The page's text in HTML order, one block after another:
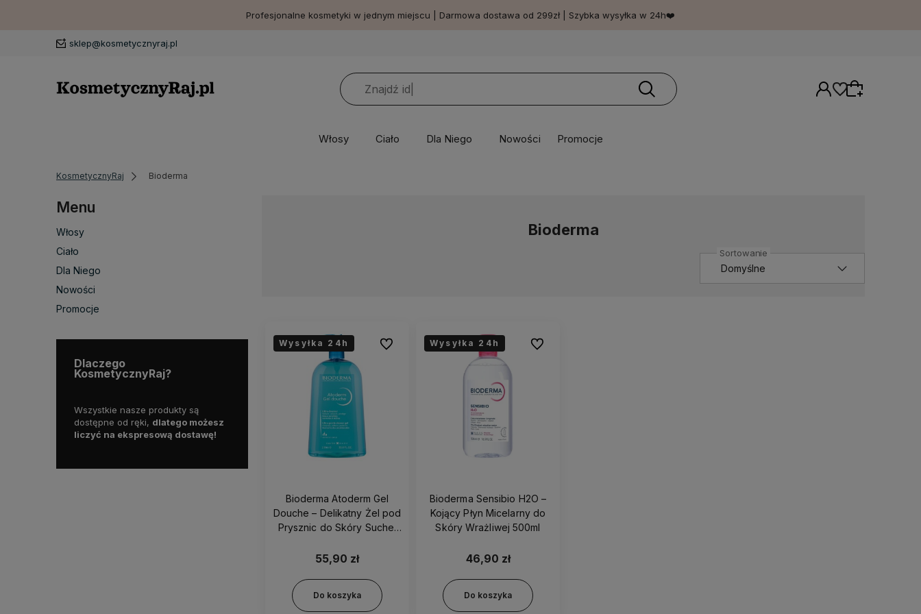
Profesjonalne kosmetyki w jednym miejscu | Darmowa dostawa od 299zł | Szybka wysyłka w 24h❤️
sklep@kosmetycznyraj.pl
Włosy Ciało Dla Niego Nowości Promocje
KosmetycznyRaj Bioderma
Menu
Włosy
Ciało
Dla Niego
Nowości
Promocje
Dlaczego
KosmetycznyRaj?
Wszystkie nasze produkty są
dostępne od ręki, dlatego możesz
liczyć na ekspresową dostawę!
Dostarczamy produkty
Wszystkie nasze produkty są
dlatego możesz
liczyć na ekspresową dostawę!
Bioderma
Wysyłka 24h
Bioderma Atoderm Gel
Douche – Delikatny Żel pod
Prysznic do Skóry Suchej
55,90 zł
Do koszyka
Do ulubionychWysyłka 24h
Bioderma Sensibio H2O –
Kojący Płyn Micelarny do
Skóry Wrażliwej 500ml
46,90 zł
Do koszyka
Do ulubionych